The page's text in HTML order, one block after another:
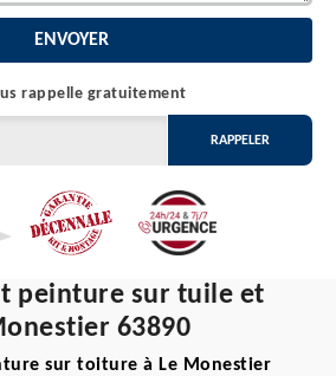
rappelle gratuitement
peinture sur tuile et
63890
sur toiture à Le Monestier